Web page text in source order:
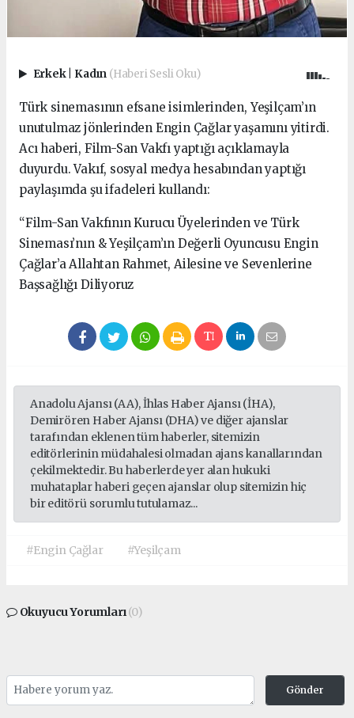
Erkek Kadın (Haberi Sesli Oku)
Türk sinemasının efsane isimlerinden, Yeşilçam’ın
unutulmaz jönlerinden Engin Çağlar yaşamını yitirdi.
Acı haberi, Film-San Vakfı yaptığı açıklamayla
duyurdu. Vakıf, sosyal medya hesabından yaptığı
paylaşımda şu ifadeleri kullandı:
“Film-San Vakfının Kurucu Üyelerinden ve Türk
Sineması’nın & Yeşilçam’ın Değerli Oyuncusu Engin
Çağlar’a Allahtan Rahmet, Ailesine ve Sevenlerine
Başsağlığı Diliyoruz
Anadolu Ajansı (AA), İhlas Haber Ajansı (İHA),
Demirören Haber Ajansı (DHA) ve diğer ajanslar
tarafından eklenen tüm haberler, sitemizin
editörlerinin müdahalesi olmadan ajans kanallarından
çekilmektedir. Bu haberlerde yer alan hukuki
muhataplar haberi geçen ajanslar olup sitemizin hiç
bir editörü sorumlu tutulamaz...
#Engin Çağlar #Yeşilçam
Okuyucu Yorumları(0)
Gönder